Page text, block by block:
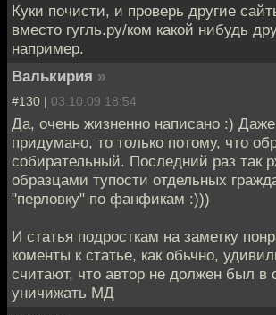
Куки почисти, и проверь другие
вместо гугль.ру/ком какой нибудь
например.
Валькирия »
#130 | 03.10.09 18:54
Да, очень жизненно написано :)
придумано, то только потому, что
собирательный. Последний раз так
образцами тупости отдельных
"перловку" по фанфикам :)))
И статья подросткам на заметку
коменты к статье, как обьчно,
считают, что автор не должен был в
уничижать МД